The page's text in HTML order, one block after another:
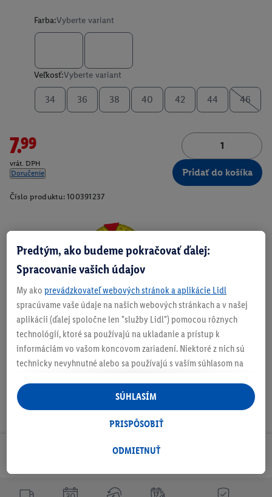
Farba:Vyberte variant
Veľkosť:Vyberte variant
34 36 38 40 42 44 46
7.99
vrát. DPH
Doručenie
Pridať do košíka
Číslo produktu: 100391237
Zistite svoju veľkosť
O produkte
Odoberaj Newsletter!
Predtým, ako budeme pokračovať ďalej:
Spracovanie vašich údajov
My ako prevádzkovateľ webových stránok a aplikácie Lidl
spracúvame vaše údaje na našich webových stránkach a v našej
aplikácii (ďalej spoločne len "služby Lidl") pomocou rôznych
technológií, ktoré sa používajú na ukladanie a prístup k
informáciám vo vašom koncovom zariadení. Niektoré z nich sú
technicky nevyhnutné alebo sa používajú s vaším súhlasom na
personalizovanú reklamu v rámci služieb Lidl aj mimo nich. Ak
ste účastníkom programu Lidl Plus, na tieto účely sa spracúvajú
aj údaje z vášho nákupného správania v obchode.
následne si vytvoríte účet Lidl Plus alebo sa prihlásite do svojho
ktorú tam uvediete, aby sme vás mohli rozpoznať v službách
ODMIETNUŤ
PRISPÔSOBIŤ
SÚHLASÍM